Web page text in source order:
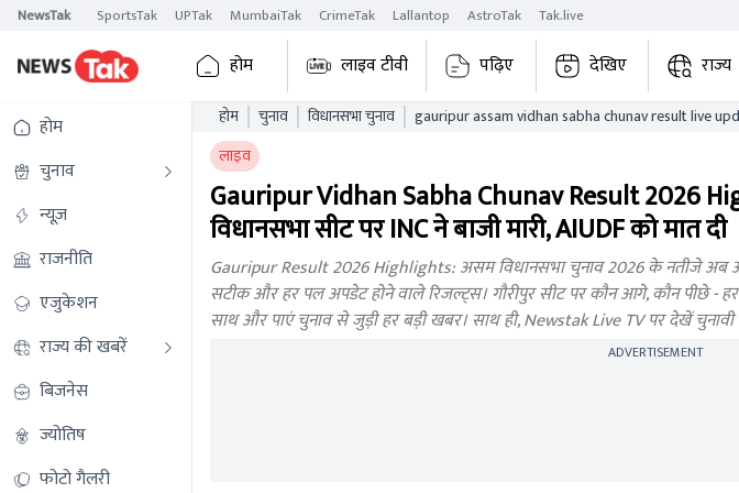
NewsTak SportsTak UPTak MumbaiTak CrimeTak Lallantop AstroTak Tak.live
होम लाइव टीवी पढ़िए देखिए राज्य
होम
चुनाव
न्यूज़
राजनीति
एजुकेशन
राज्य की खबरें
बिजनेस
ज्योतिष
फोटो गैलरी
होम चुनाव विधानसभा चुनाव
gauripur assam vidhan
लाइव
Gauripur Vidhan Sabha Chunav Result 2026
विधानसभा सीट पर INC ने बाजी मारी, AIUDF को मात दी
Gauripur Result 2026 Highlights: असम विधानसभा चुनाव 2026 के नतीजे अब
सटीक और हर पल अपडेट होने वाले रिजल्ट्स। गौरीपुर सीट पर कौन आगे, कौन पीछे - हर
साथ और पाएं चुनाव से जुड़ी हर बड़ी खबर। साथ ही, Newstak Live TV पर देखें
ADVERTISEMENT